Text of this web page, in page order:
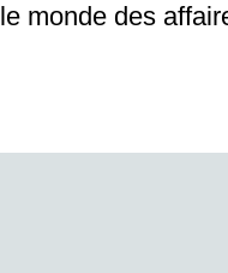
le monde des